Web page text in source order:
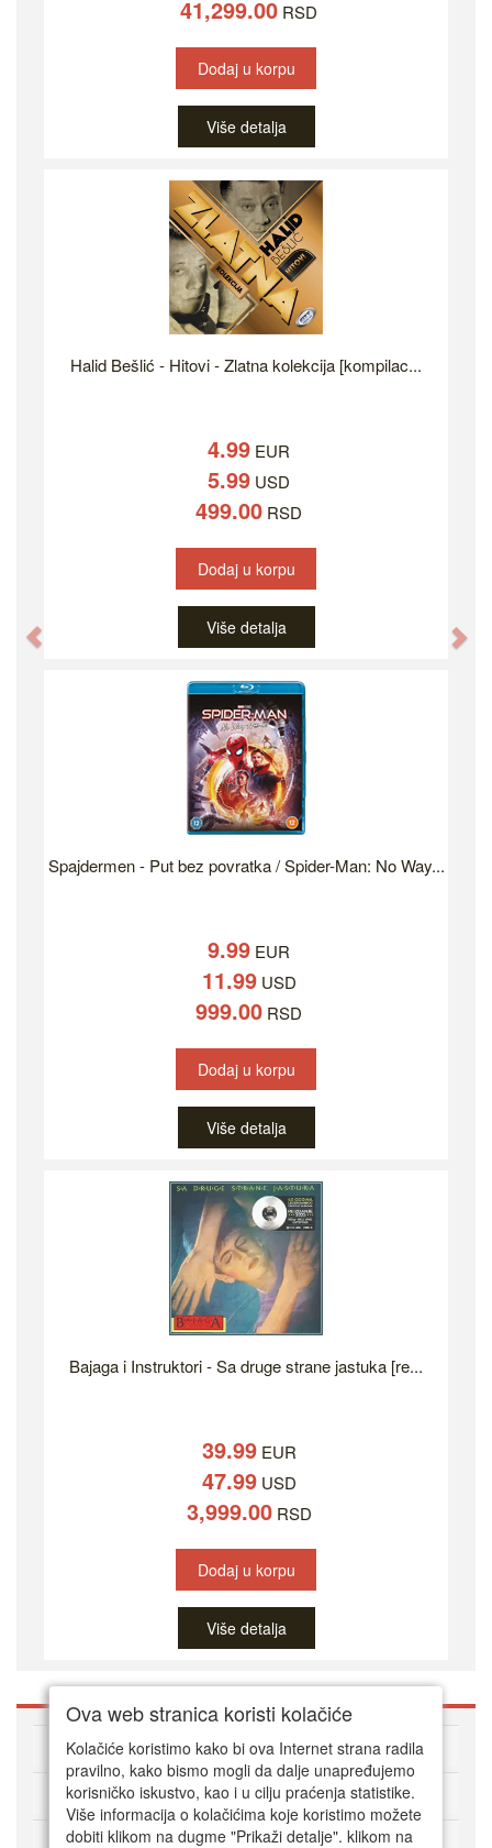
41,299.00 RSD
Dodaj u korpu
Više detalja
Halid Bešlić - Hitovi - Zlatna kolekcija [kompilac...
4.99 EUR
5.99 USD
499.00 RSD
Dodaj u korpu
Više detalja
Spajdermen - Put bez povratka / Spider-Man: No Way...
9.99 EUR
11.99USD
999.00 RSD
Dodaj u korpu
Više detalja
Bajaga i Instruktori - Sa druge strane jastuka [re...
39.99EUR
47.99USD
3,999.00RSD
Dodaj u korpu
Više detalja
O DVD Zoni
Kako kupovati online
Korisnički servis
Ova web stranica koristi kolačiće
Kolačiće koristimo kako bi ova Internet strana radila
pravilno, kako bismo mogli da dalje unapređujemo
korisničko iskustvo, kao i u cilju praćenja statistike.
Više informacija o kolačićima koje koristimo možete
dobiti klikom na dugme "Prikaži detalje". klikom na